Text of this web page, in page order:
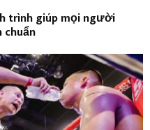
trình giúp mọi người
chuẩn